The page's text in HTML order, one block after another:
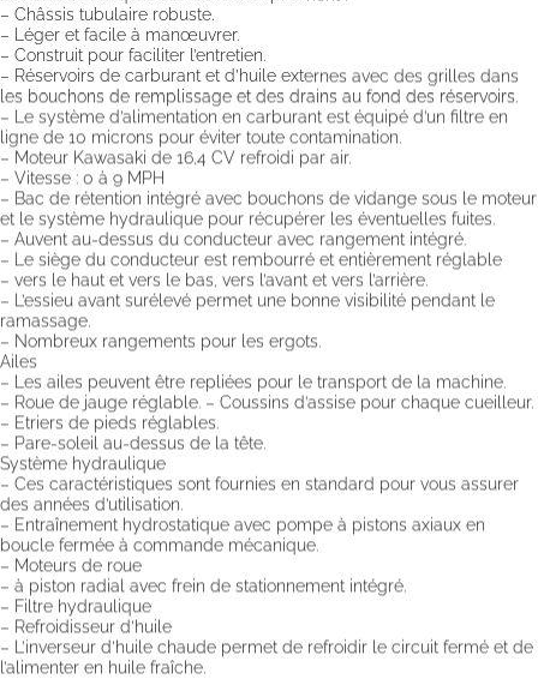
– Châssis tubulaire robuste.
– Léger et facile à manœuvrer.
– Construit pour faciliter l’entretien.
– Réservoirs de carburant et d’huile externes avec des grilles dans
les bouchons de remplissage et des drains au fond des réservoirs.
– Le système d’alimentation en carburant est équipé d’un filtre en
ligne de 10 microns pour éviter toute contamination.
– Moteur Kawasaki de 16,4 CV refroidi par air.
– Vitesse : 0 à 9 MPH
– Bac de rétention intégré avec bouchons de vidange sous le moteur
et le système hydraulique pour récupérer les éventuelles fuites.
– Auvent au-dessus du conducteur avec rangement intégré.
– Le siège du conducteur est rembourré et entièrement réglable
– vers le haut et vers le bas, vers l’avant et vers l’arrière.
– L’essieu avant surélevé permet une bonne visibilité pendant le
ramassage.
– Nombreux rangements pour les ergots.
Ailes
– Les ailes peuvent être repliées pour le transport de la machine.
– Roue de jauge réglable. – Coussins d’assise pour chaque cueilleur.
– Etriers de pieds réglables.
– Pare-soleil au-dessus de la tête.
Système hydraulique
– Ces caractéristiques sont fournies en standard pour vous assurer
des années d’utilisation.
– Entraînement hydrostatique avec pompe à pistons axiaux en
boucle fermée à commande mécanique.
– Moteurs de roue
– à piston radial avec frein de stationnement intégré.
– Filtre hydraulique
– Refroidisseur d’huile
– L’inverseur d’huile chaude permet de refroidir le circuit fermé et de
l’alimenter en huile fraîche.